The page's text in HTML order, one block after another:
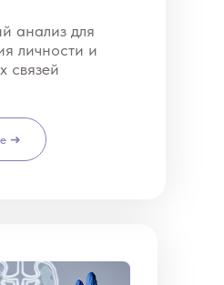
анализ для
личности и
связей
➜